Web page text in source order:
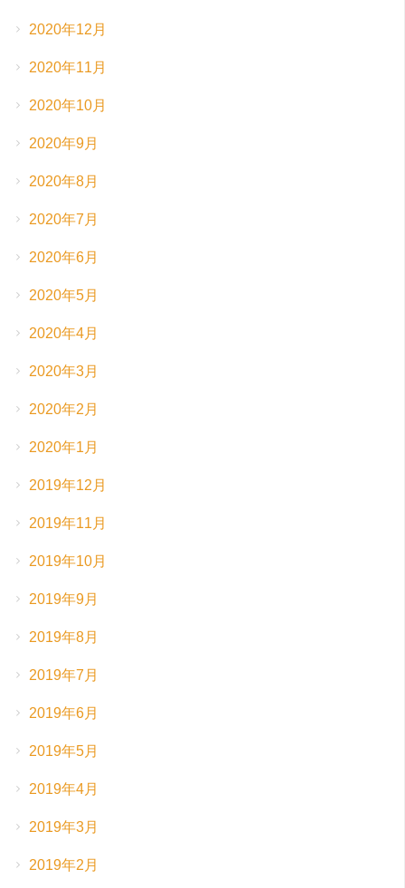
2020年12月
2020年11月
2020年10月
2020年9月
2020年8月
2020年7月
2020年6月
2020年5月
2020年4月
2020年3月
2020年2月
2020年1月
2019年12月
2019年11月
2019年10月
2019年9月
2019年8月
2019年7月
2019年6月
2019年5月
2019年4月
2019年3月
2019年2月